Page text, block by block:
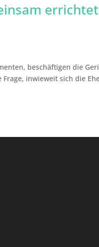
beschäftigen die
inwieweit sich die